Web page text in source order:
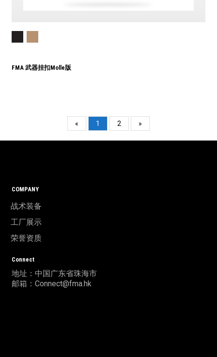
FMA 武器挂扣Molle版
« 1 2 »
COMPANY
战术装备
工厂展示
荣誉资质
Connect
地址：中国广东省珠海市
邮箱：Connect@fma.hk